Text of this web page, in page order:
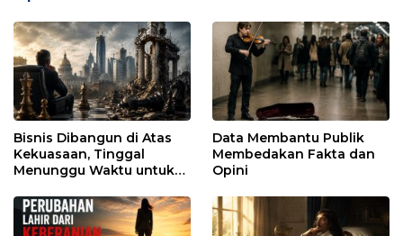
Bisnis Dibangun di Atas
Kekuasaan, Tinggal
Menunggu Waktu untuk
Data Membantu Publik
Membedakan Fakta dan
Opini